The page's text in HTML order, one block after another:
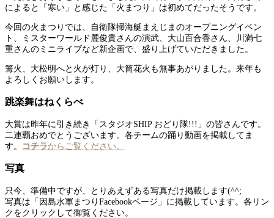
によると「寒い」と感じた「火まつり」は初めてだったそうです。
今回の火まつりでは、自衛隊掃海艇まえじまのオープニングイベン
ト、ミスターワールド麓俊貴さんの演武、大山百合香さん、川満七
重さんのミニライブなど新企画で、盛り上げていただきました。
篝火、大松明へと火が灯り、大筒花火も無事あがりました。来年も
よろしくお願いします。
跳楽舞はねくらべ
大賞は昨年に引き続き「スタジオSHIP おどり隊!!!」の皆さんです。
二連覇おめでとうございます。各チームの踊り動画を掲載してま
す。
コチラからご覧ください。
写真
只今、準備中ですが、とりあえずある写真だけ掲載します(^^;
写真は「因島水軍まつりFacebookページ」に掲載しています。各リン
クをクリックして御覧ください。